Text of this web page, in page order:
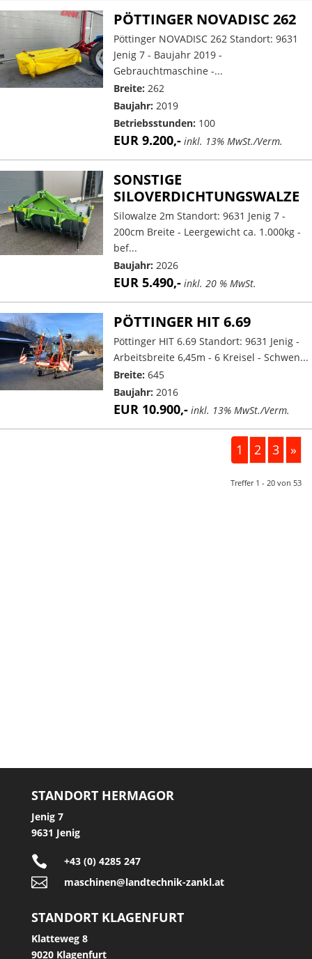
PÖTTINGER NOVADISC 262
Pöttinger NOVADISC 262 Standort: 9631
Jenig 7 - Baujahr 2019 -
Gebrauchtmaschine -...
Breite: 262
Baujahr: 2019
Betriebsstunden: 100
EUR 9.200,- inkl. 13% MwSt./Verm.
SONSTIGE
SILOVERDICHTUNGSWALZE
Silowalze 2m Standort: 9631 Jenig 7 -
200cm Breite - Leergewicht ca. 1.000kg -
bef...
Baujahr: 2026
EUR 5.490,- inkl. 20 % MwSt.
PÖTTINGER HIT 6.69
Pöttinger HIT 6.69 Standort: 9631 Jenig -
Arbeitsbreite 6,45m - 6 Kreisel - Schwen...
Breite: 645
Baujahr: 2016
EUR 10.900,- inkl. 13% MwSt./Verm.
1 2 3 »
Treffer 1 - 20 von 53
STANDORT HERMAGOR
Jenig 7
9631 Jenig
 +43 (0) 4285 247
 maschinen@landtechnik-zankl.at
STANDORT KLAGENFURT
Klatteweg 8
9020 Klagenfurt